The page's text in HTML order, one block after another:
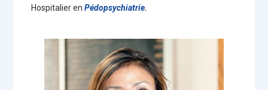
Hospitalier enPédopsychiatrie.